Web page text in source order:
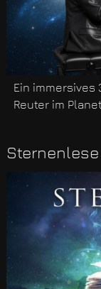
Ein immersives
Reuter im
Sternenlese